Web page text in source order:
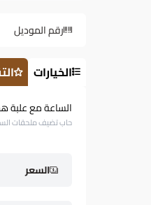
رقم الموديل
الخيارات
الساعة مع علبة
حاب تضيف ملحقات
السعر